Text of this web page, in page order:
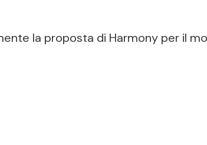
la proposta di Harmony per il